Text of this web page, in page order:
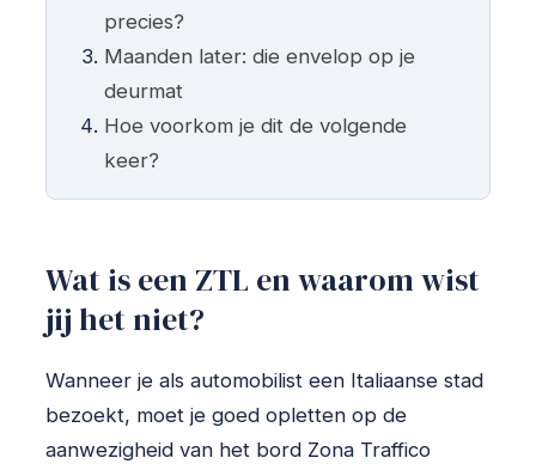
precies?
Maanden later: die envelop op je
deurmat
Hoe voorkom je dit de volgende
keer?
Wat is een ZTL en waarom wist
jij het niet?
Wanneer je als automobilist een Italiaanse stad
bezoekt, moet je goed opletten op de
aanwezigheid van het bord Zona Traffico